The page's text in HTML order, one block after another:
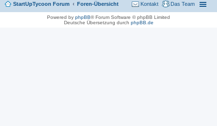
StartUpTycoon Forum Foren-Übersicht Das Team
Kontakt
Powered by phpBB® Forum Software © phpBB Limited
Deutsche Übersetzung durch phpBB.de